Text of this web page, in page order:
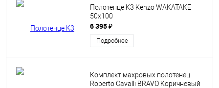
Полотенце K3 Kenzo WAKATAKE
50x100
6 395 ₽
Подробнее
Комплект махровых полотенец
Roberto Cavalli BRAVO Коричневый